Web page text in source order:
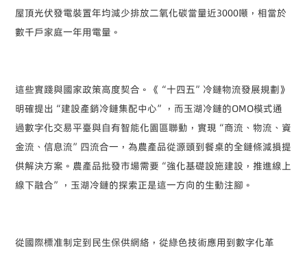
屋頂光伏發電裝置年均減少排放二氧化碳當量近3000噸，相當於
數千戶家庭一年用電量。
這些實踐與國家政策高度契合。《 “十四五” 冷鏈物流發展規劃》
明確提出 “建設產銷冷鏈集配中心” ，而玉湖冷鏈的OMO模式通
過數字化交易平臺與自有智能化園區聯動，實現 “商流、物流、資
金流、信息流” 四流合一，為農產品從源頭到餐桌的全鏈條減損提
供解決方案。農產品批發市場需要 “強化基礎設施建設，推進線上
線下融合” ，玉湖冷鏈的探索正是這一方向的生動注腳。
從國際標准制定到民生保供網絡，從綠色技術應用到數字化革